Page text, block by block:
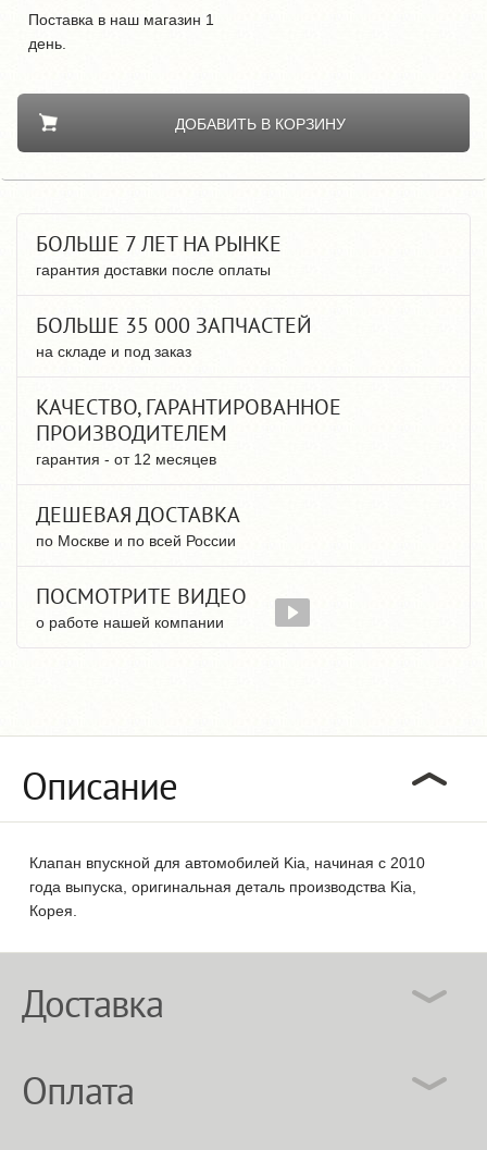
Поставка в наш магазин 1
день.
ДОБАВИТЬ В КОРЗИНУ
БОЛЬШЕ 7 ЛЕТ НА РЫНКЕ
гарантия доставки после оплаты
БОЛЬШЕ 35 000 ЗАПЧАСТЕЙ
на складе и под заказ
КАЧЕСТВО, ГАРАНТИРОВАННОЕ
ПРОИЗВОДИТЕЛЕМ
гарантия - от 12 месяцев
ДЕШЕВАЯ ДОСТАВКА
по Москве и по всей России
ПОСМОТРИТЕ ВИДЕО
о работе нашей компании
Описание
Клапан впускной для автомобилей Kia, начиная с 2010
года выпуска, оригинальная деталь производства Kia,
Корея.
Доставка
Оплата